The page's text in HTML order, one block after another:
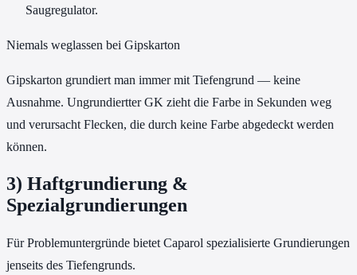
Saugregulator.
Niemals weglassen bei Gipskarton
Gipskarton grundiert man immer mit Tiefengrund — keine
Ausnahme. Ungrundiertter GK zieht die Farbe in Sekunden weg
und verursacht Flecken, die durch keine Farbe abgedeckt werden
können.
3) Haftgrundierung &
Spezialgrundierungen
Für Problemuntergründe bietet Caparol spezialisierte Grundierungen
jenseits des Tiefengrunds.